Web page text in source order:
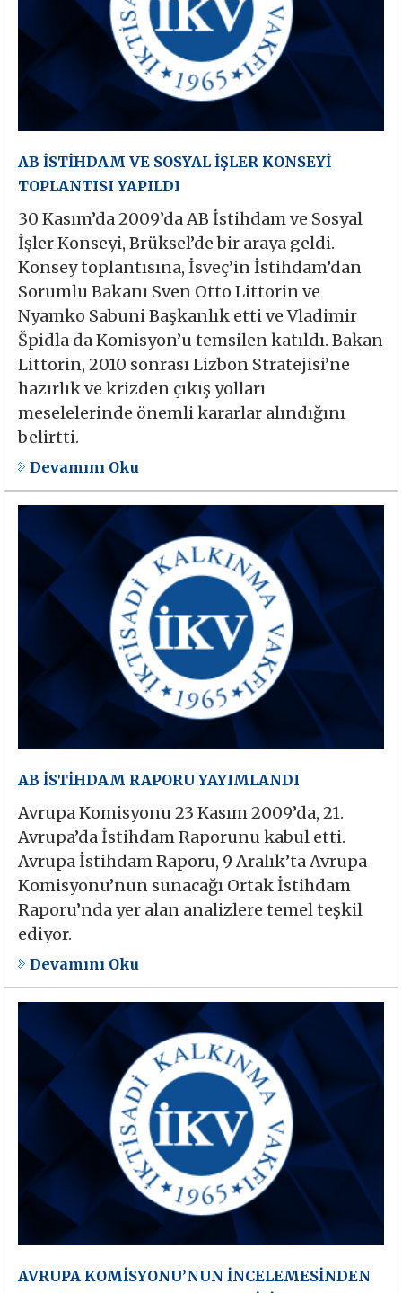
AB İSTİHDAM VE SOSYAL İŞLER KONSEYİ
TOPLANTISI YAPILDI
30 Kasım’da 2009’da AB İstihdam ve Sosyal
İşler Konseyi, Brüksel’de bir araya geldi.
Konsey toplantısına, İsveç’in İstihdam’dan
Sorumlu Bakanı Sven Otto Littorin ve
Nyamko Sabuni Başkanlık etti ve Vladimir
Špidla da Komisyon’u temsilen katıldı. Bakan
Littorin, 2010 sonrası Lizbon Stratejisi’ne
hazırlık ve krizden çıkış yolları
meselelerinde önemli kararlar alındığını
belirtti.
Devamını Oku
AB İSTİHDAM RAPORU YAYIMLANDI
Avrupa Komisyonu 23 Kasım 2009’da, 21.
Avrupa’da İstihdam Raporunu kabul etti.
Avrupa İstihdam Raporu, 9 Aralık’ta Avrupa
Komisyonu’nun sunacağı Ortak İstihdam
Raporu’nda yer alan analizlere temel teşkil
ediyor.
Devamını Oku
AVRUPA KOMİSYONU’NUN İNCELEMESİNDEN